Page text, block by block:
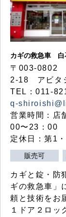
カギの救急車 白
〒003-0802
2-18 アビタ
TEL：011-
q-
営業時間：店
00〜23：00
定休日：第1
販売可
カギと錠・防
ギの救急車」
頼と技術をお
１ドア２ロッ